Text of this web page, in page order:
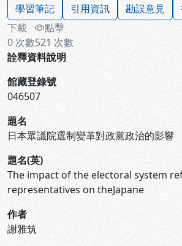
學習筆記 引用資訊 勘誤意見
下載
0 次數
點擊
521 次數
詮釋資料說明
館藏登錄號
046507
題名
日本眾議院選制變革對政黨政治的影響
題名(英)
The impact of the electoral system
representatives on theJapane
作者
謝雅筑